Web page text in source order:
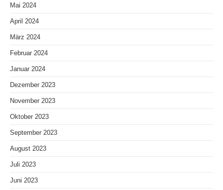
Mai 2024
April 2024
März 2024
Februar 2024
Januar 2024
Dezember 2023
November 2023
Oktober 2023
September 2023
August 2023
Juli 2023
Juni 2023